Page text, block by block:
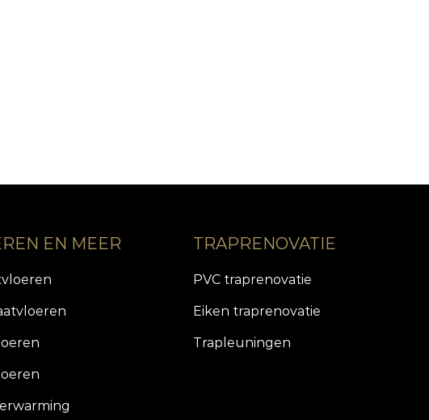
EN MEER TRAPRENOVATIE
PVC traprenovatie
Eiken traprenovatie
Trapleuningen